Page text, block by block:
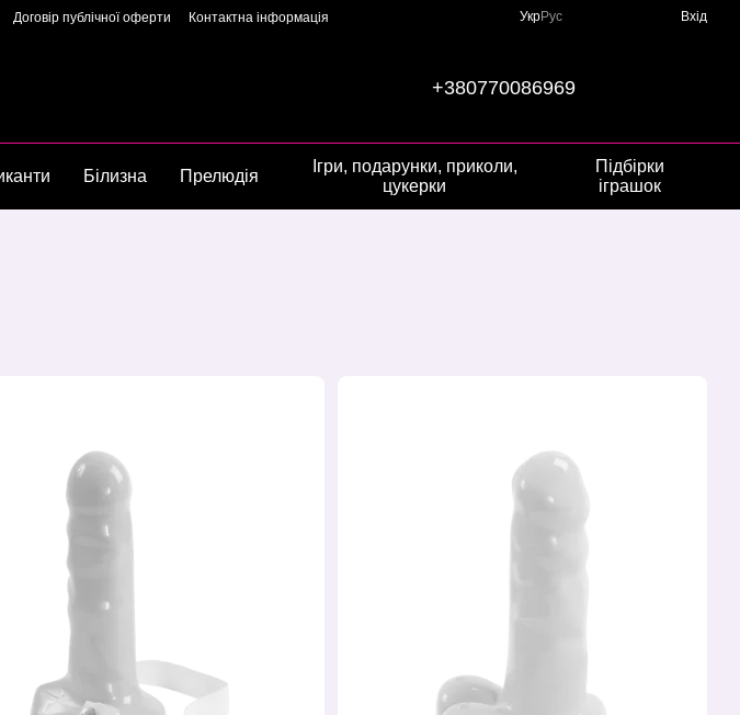
Договір публічної оферти
Контактна інформація
УкрРус Вхід
+380770086969
Білизна Прелюдія
Ігри, подарунки, приколи,
цукерки
Підбірки
іграшок